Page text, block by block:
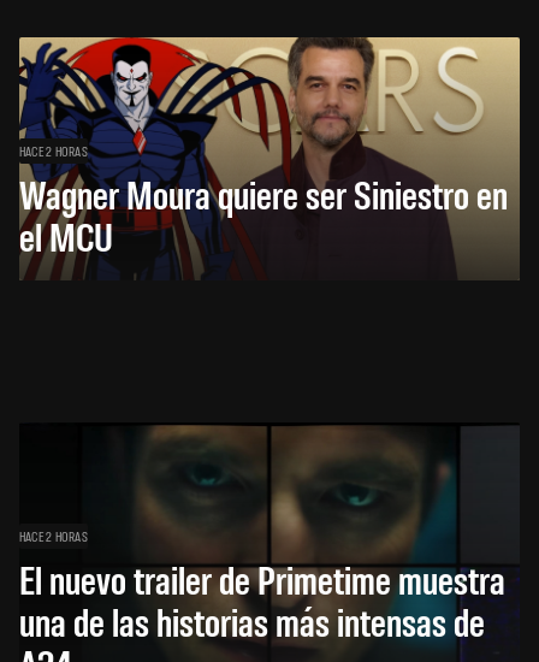
HACE 2 HORAS
Wagner Moura quiere ser Siniestro en
el MCU
HACE 2 HORAS
El nuevo trailer de Primetime muestra
una de las historias más intensas de